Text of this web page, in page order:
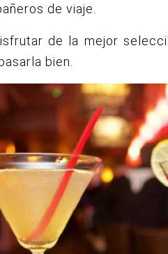
de viaje.
de la mejor
bien.